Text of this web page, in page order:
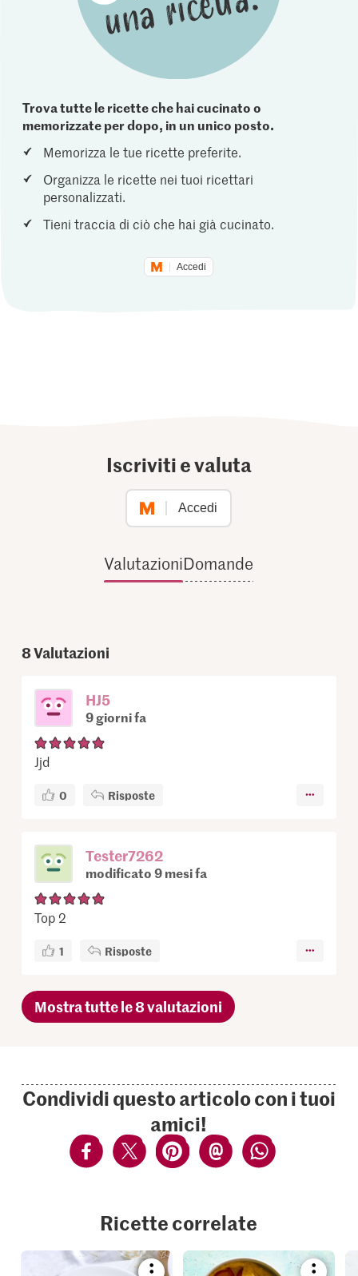
Trova tutte le ricette che hai cucinato o
memorizzate per dopo, in un unico posto.
Memorizza le tue ricette preferite.
Organizza le ricette nei tuoi ricettari
personalizzati.
Tieni traccia di ciò che hai già cucinato.
Accedi
Iscriviti e valuta
Accedi
ValutazioniDomande
8Valutazioni
HJ5
9 giorni fa
Jjd
0 Risposte
Tester7262
modificato 9 mesi fa
Top 2
1 Risposte
Mostra tutte le 8 valutazioni
Condividi questo articolo con i tuoi
amici!
Ricette correlate